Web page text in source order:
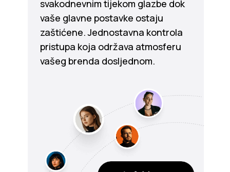
svakodnevnim tijekom glazbe dok
vaše glavne postavke ostaju
zaštićene. Jednostavna kontrola
pristupa koja održava atmosferu
vašeg brenda dosljednom.